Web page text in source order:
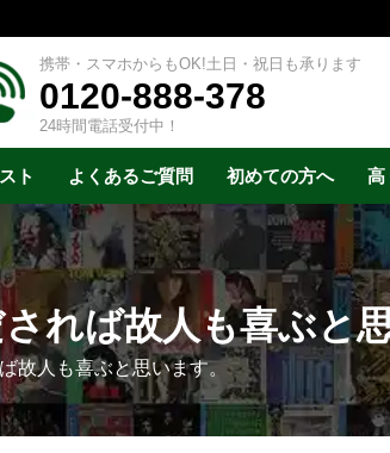
携帯・スマホからもOK!土日・祝日も承ります
0120-888-378
24時間電話受付中！
ト よくあるご質問 初めての方へ 高
れば故人も喜ぶと
故人も喜ぶと思います。